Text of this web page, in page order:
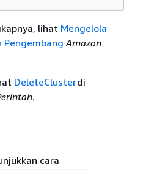
lihat Mengelola
Pengembang Amazon
DeleteClusterdi
.
cara